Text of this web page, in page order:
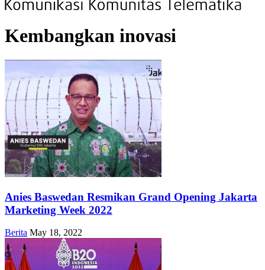
Kembangkan inovasi
Anies Baswedan Resmikan Grand Opening Jakarta
Marketing Week 2022
Berita May 18, 2022